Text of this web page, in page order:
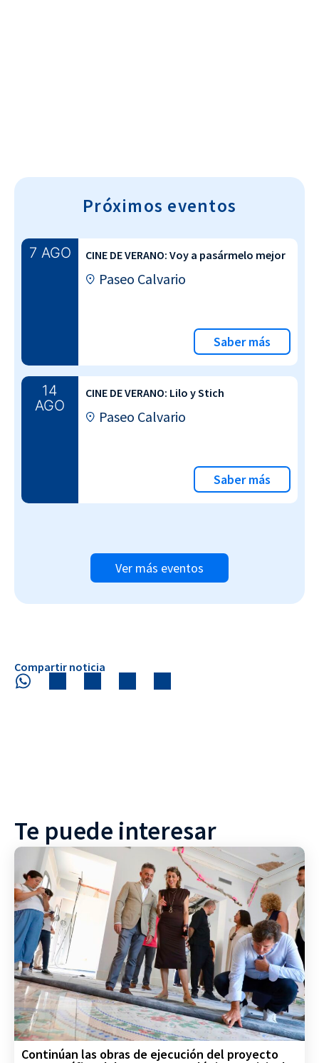
Próximos eventos
7 AGO CINE DE VERANO: Voy a pasármelo mejor
Paseo Calvario
Saber más
14
AGO
CINE DE VERANO: Lilo y Stich
Paseo Calvario
Saber más
Ver más eventos
Compartir noticia
Te puede interesar
Continúan las obras de ejecución del proyecto